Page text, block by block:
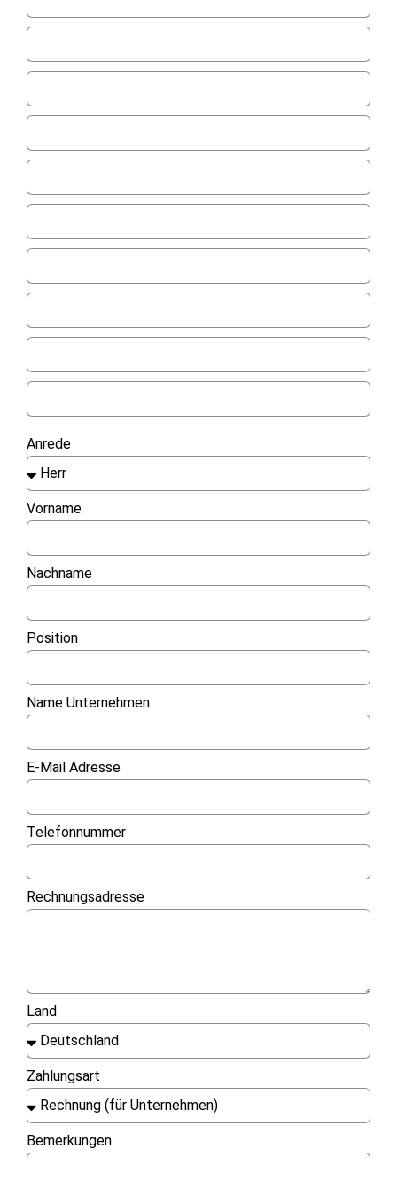
Anrede
Vorname
Nachname
Position
Name Unternehmen
E-Mail Adresse
Telefonnummer
Rechnungsadresse
Land
Zahlungsart
Bemerkungen